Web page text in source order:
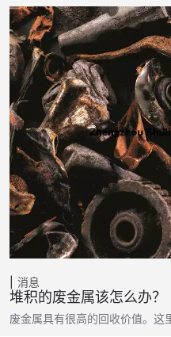
消息
堆积的废金属该怎么办？
废金属具有很高的回收价值。